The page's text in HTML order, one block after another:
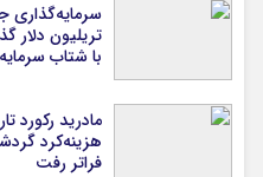
سرمایه‌گذاری
با شتاب
مادرید
فراتر رفت